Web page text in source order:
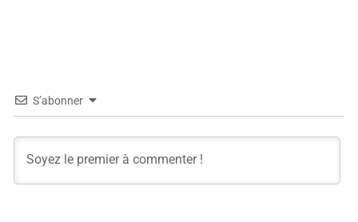
S’abonner